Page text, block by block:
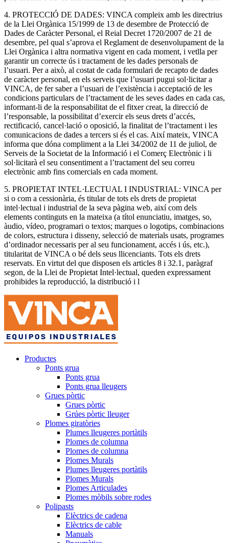
4. PROTECCIÓ DE DADES: VINCA compleix amb les directrius
de la Llei Orgànica 15/1999 de 13 de desembre de Protecció de
Dades de Caràcter Personal, el Reial Decret 1720/2007 de 21 de
desembre, pel qual s’aprova el Reglament de desenvolupament de la
Llei Orgànica i altra normativa vigent en cada moment, i vetlla per
garantir un correcte ús i tractament de les dades personals de
l’usuari. Per a això, al costat de cada formulari de recapto de dades
de caràcter personal, en els serveis que l’usuari pugui sol·licitar a
VINCA, de fer saber a l’usuari de l’existència i acceptació de les
condicions particulars de l’tractament de les seves dades en cada cas,
informant-li de la responsabilitat de el fitxer creat, la direcció de
l’responsable, la possibilitat d’exercir els seus drets d’accés,
rectificació, cancel·lació o oposició, la finalitat de l’tractament i les
comunicacions de dades a tercers si és el cas. Així mateix, VINCA
informa que dóna compliment a la Llei 34/2002 de 11 de juliol, de
Serveis de la Societat de la Informació i el Comerç Electrònic i li
sol·licitarà el seu consentiment a l’tractament del seu correu
electrònic amb fins comercials en cada moment.
5. PROPIETAT INTEL·LECTUAL I INDUSTRIAL: VINCA per
si o com a cessionària, és titular de tots els drets de propietat
intel·lectual i industrial de la seva pàgina web, així com dels
elements continguts en la mateixa (a títol enunciatiu, imatges, so,
àudio, vídeo, programari o textos; marques o logotips, combinacions
de colors, estructura i disseny, selecció de materials usats, programes
d’ordinador necessaris per al seu funcionament, accés i ús, etc.),
titularitat de VINCA o bé dels seus llicenciants. Tots els drets
reservats. En virtut del que disposen els articles 8 i 32.1, paràgraf
segon, de la Llei de Propietat Intel·lectual, queden expressament
prohibides la reproducció, la distribució i l
Productes
Ponts grua
Ponts grua
Ponts grua lleugers
Grues pòrtic
Grues pòrtic
Grúes pòrtic lleuger
Plomes giratòries
Plumes lleugeres portàtils
Plomes de columna
Plomes de columna
Plomes Murals
Plumes lleugeres portàtils
Plomes Murals
Plomes Articulades
Plomes mòbils sobre rodes
Polipasts
Elèctrics de cadena
Elèctrics de cable
Manuals